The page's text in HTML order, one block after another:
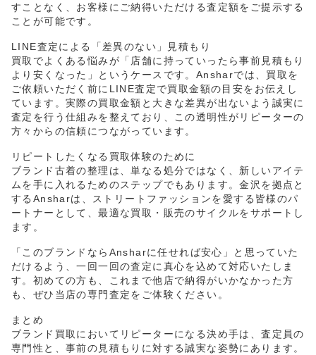
すことなく、お客様にご納得いただける査定額をご提示する
ことが可能です。
LINE査定による「差異のない」見積もり
買取でよくある悩みが「店舗に持っていったら事前見積もり
より安くなった」というケースです。Ansharでは、買取を
ご依頼いただく前にLINE査定で買取金額の目安をお伝えし
ています。実際の買取金額と大きな差異が出ないよう誠実に
査定を行う仕組みを整えており、この透明性がリピーターの
方々からの信頼につながっています。
リピートしたくなる買取体験のために
ブランド古着の整理は、単なる処分ではなく、新しいアイテ
ムを手に入れるためのステップでもあります。金沢を拠点と
するAnsharは、ストリートファッションを愛する皆様のパ
ートナーとして、最適な買取・販売のサイクルをサポートし
ます。
「このブランドならAnsharに任せれば安心」と思っていた
だけるよう、一回一回の査定に真心を込めて対応いたしま
す。初めての方も、これまで他店で納得がいかなかった方
も、ぜひ当店の専門査定をご体験ください。
まとめ
ブランド買取においてリピーターになる決め手は、査定員の
専門性と、事前の見積もりに対する誠実な姿勢にあります。